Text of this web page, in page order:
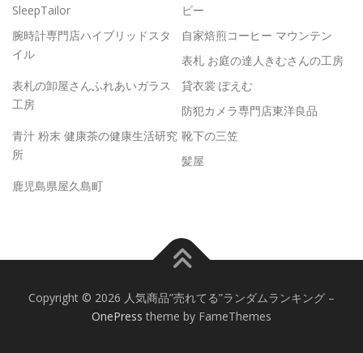
SleepTailor
ビー
腕時計専門店ハイブリッドスタ
イル
自家焙煎コーヒー マウンテン
表札 お庭の達人きむさんの工房
表札の卸屋さんふれあいガラス
工房
貸衣裳 ぽえむ
防犯カメラ専門店東洋良品
青汁 粉末 健康茶の健康生活研究
所
靴下の三笠
髪屋
鹿児島県屋久島町
Copyright © 2026 人気商品”売れてる”ランダムランキング –
OnePress theme by FameThemes